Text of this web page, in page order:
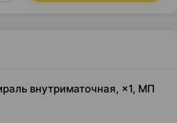
внутриматочная, ×1, МП